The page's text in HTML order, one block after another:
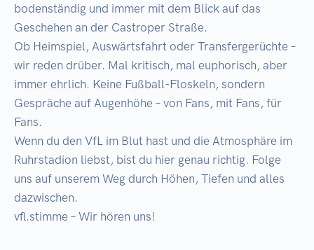
bodenständig und immer mit dem Blick auf das
Geschehen an der Castroper Straße.
Ob Heimspiel, Auswärtsfahrt oder Transfergerüchte –
wir reden drüber. Mal kritisch, mal euphorisch, aber
immer ehrlich. Keine Fußball-Floskeln, sondern
Gespräche auf Augenhöhe – von Fans, mit Fans, für
Fans.
Wenn du den VfL im Blut hast und die Atmosphäre im
Ruhrstadion liebst, bist du hier genau richtig. Folge
uns auf unserem Weg durch Höhen, Tiefen und alles
dazwischen.
vfl.stimme – Wir hören uns!